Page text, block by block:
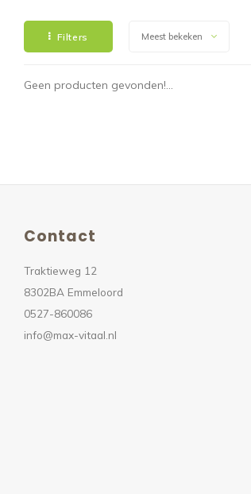
Filters Meest bekeken
Geen producten gevonden!...
Contact
Traktieweg 12
8302BA Emmeloord
0527-860086
info@max-vitaal.nl